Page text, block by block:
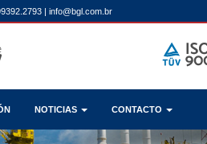
| info@bgl.com.br
NOTICIAS CONTACTO